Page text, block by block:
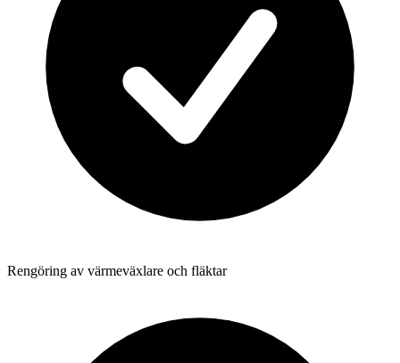
Rengöring av värmeväxlare och fläktar